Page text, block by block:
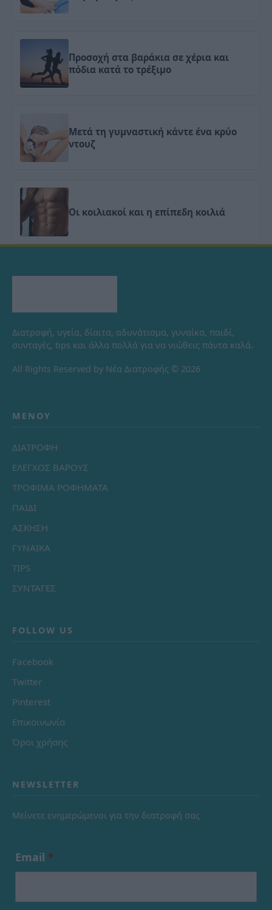
Προσοχή στα βαράκια σε χέρια και
πόδια κατά το τρέξιμο
Μετά τη γυμναστική κάντε ένα κρύο
ντουζ
Οι κοιλιακοί και η επίπεδη κοιλιά
Διατροφή, υγεία, δίαιτα, αδυνάτισμα, γυναίκα, παιδί,
συνταγές, tips και άλλα πολλά για να νιώθεις πάντα καλά.
All Rights Reserved by Νέα Διατροφής © 2026
ΜΕΝΟΎ
ΔΙΑΤΡΟΦΗ
ΕΛΕΓΧΟΣ ΒΑΡΟΥΣ
ΤΡΟΦΙΜΑ ΡΟΦΗΜΑΤΑ
ΠΑΙΔΙ
ΑΣΚΗΣΗ
ΓΥΝΑΙΚΑ
TIPS
ΣΥΝΤΑΓΕΣ
FOLLOW US
Facebook
Twitter
Pinterest
Επικοινωνία
Όροι χρήσης
NEWSLETTER
Μείνετε ενημερώμενοι για την διατροφή σας
Email *